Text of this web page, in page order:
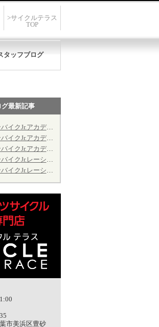
>サイクルテラス
TOP
タッフブログ
最新記事
★第12期★第５回★明日7/19、開催致します★
12期★第４回★明日7/11、振り替え開催致します★
★第12期★2026年9月の開催日程のお知らせ
期★2026年9月の予定★～Jr.アカデミーではありません～
半期ご継続のお手続きについて★※Jr.アカデミーではありません
市美浜区豊砂